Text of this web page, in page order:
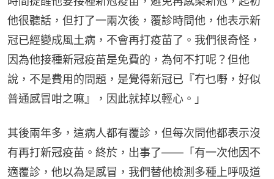
他很聽話，但打了一兩次後，覆診時問他，他表示新
冠已經變成風土病，不會再打疫苗了。我們很奇怪，
因為他接種新冠疫苗是免費的，為何不打呢？但他
說，不是費用的問題，是覺得新冠已『冇乜嘢，好似
普通感冒咁之嘛』，因此就掉以輕心。」
其後兩年多，這病人都有覆診，但每次問他都表示沒
有再打新冠疫苗。終於，出事了——「有一次他因不
適覆診，他以為是感冒，我們替他檢測多種上呼吸道